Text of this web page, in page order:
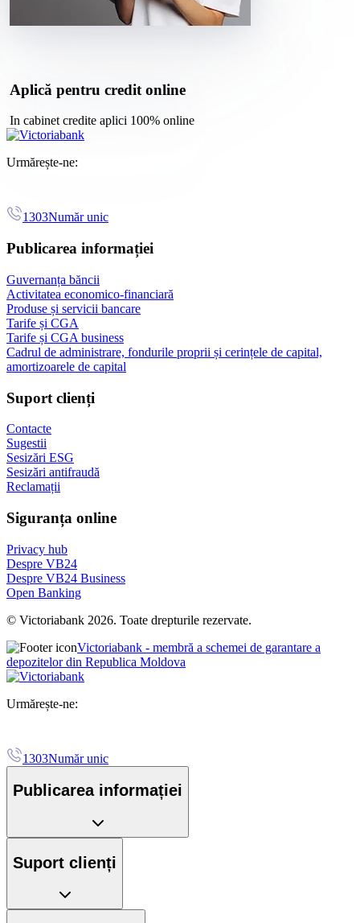
Aplică pentru credit online
In cabinet credite aplici 100% online
Urmărește-ne:
1303Număr unic
Publicarea informației
Guvernanța băncii
Activitatea economico-financiară
Produse și servicii bancare
Tarife și CGA
Tarife și CGA business
Cadrul de administrare, fondurile proprii și cerințele de capital,
amortizoarele de capital
Suport clienți
Contacte
Sugestii
Sesizări ESG
Sesizări antifraudă
Reclamații
Siguranța online
Privacy hub
Despre VB24
Despre VB24 Business
Open Banking
© Victoriabank 2026. Toate drepturile rezervate.
Victoriabank - membră a schemei de garantare a
depozitelor din Republica Moldova
Urmărește-ne:
1303Număr unic
Publicarea informației
Suport clienți